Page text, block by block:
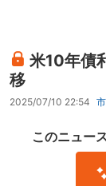
米10年債
移
2025/07/10 22:54
このニュー